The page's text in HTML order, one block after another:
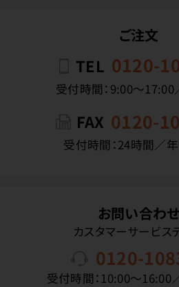
ご注文
TEL 0120-
受付時間：9:00〜
FAX 0120-
受付時間：24時間／
お問い合わせ
カスタマーサービス
0120-
受付時間：10:00〜16:00